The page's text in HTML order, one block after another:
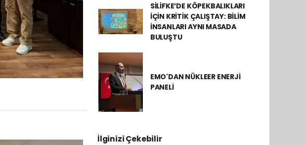
SİLİFKE’DE KÖPEKBALIKLARI
İÇİN KRİTİK ÇALIŞTAY: BİLİM
İNSANLARI AYNI MASADA
BULUŞTU
EMO'DAN NÜKLEER ENERJİ
PANELİ
İlginizi Çekebilir